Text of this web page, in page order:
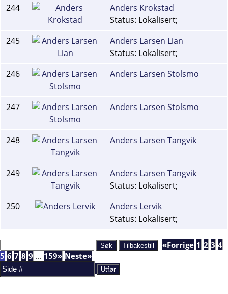
244
Anders Krokstad
Status: Lokalisert;
245
Anders Larsen Lian
Status: Lokalisert;
246
Anders Larsen Stolsmo
247 Anders Larsen Stolsmo
248 Anders Larsen Tangvik
249
Anders Larsen Tangvik
Status: Lokalisert;
250
Anders Lervik
Status: Lokalisert;
«Forrige 1 2 3 4
5 6 7 8 9 ... 159» Neste»